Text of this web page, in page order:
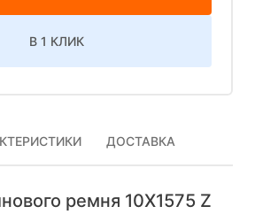
В 1 КЛИК
ДОСТАВКА
ремня 10Х1575 Z